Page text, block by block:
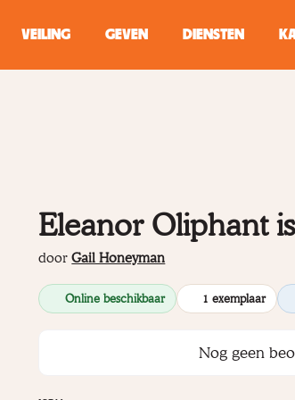
VEILING GEVEN DIENSTEN
Eleanor Oliphant
doorGail Honeyman
Online beschikbaar 1 exemplaar
Nog geen